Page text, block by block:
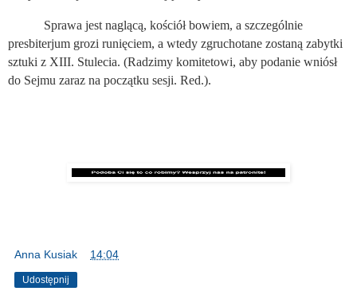
Sprawa jest naglącą, kościół bowiem, a szczególnie
presbiterjum grozi runięciem, a wtedy zgruchotane zostaną zabytki
sztuki z XIII. Stulecia. (Radzimy komitetowi, aby podanie wniósł
do Sejmu zaraz na początku sesji. Red.).
Anna Kusiak 14:04
Udostępnij